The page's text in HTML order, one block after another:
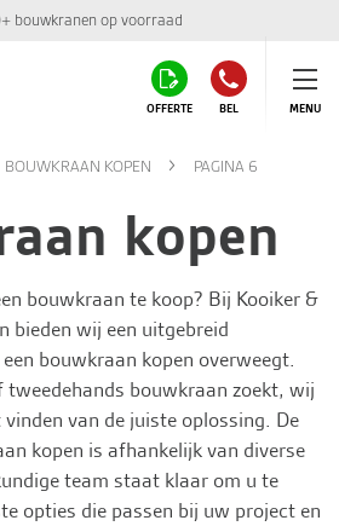
bouwkranen op voorraad
OFFERTE BEL MENU
BOUWKRAAN KOPEN PAGINA 6
kopen
bouwkraan te koop? Bij Kooiker &
bieden wij een uitgebreid
bouwkraan kopen overweegt.
tweedehands bouwkraan zoekt, wij
van de juiste oplossing. De
kopen is afhankelijk van diverse
team staat klaar om u te
opties die passen bij uw project en